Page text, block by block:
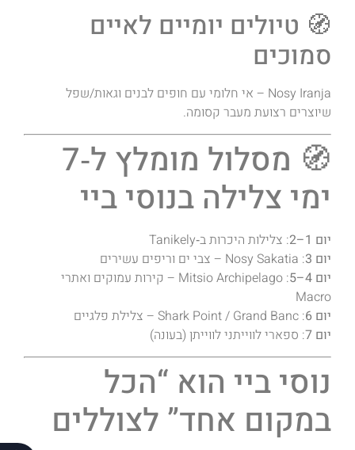
🧭 טיולים יומיים לאיים
סמוכים
Nosy Iranja – אי חלומי עם חופים לבנים וגאות/שפל
שיוצרים רצועת מעבר קסומה.
🧭 מסלול מומלץ ל‑7
ימי צלילה בנוסי ביי
יום 1–2
: צלילות היכרות ב‑Tanikely
יום 3
: Nosy Sakatia – צבי ים וריפים עשירים
יום 4–5
: Mitsio Archipelago – קירות עמוקים ואתרי
Macro
יום 6
: Shark Point / Grand Banc – צלילת פלגיים
יום 7
: ספארי לווייתני לווייתן (בעונה)
נוסי ביי הוא “הכל
במקום אחד” לצוללים